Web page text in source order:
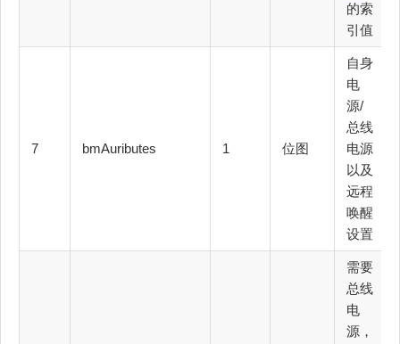
的索
引值
7 bmAuributes 1 位图
自身
电
源/
总线
电源
以及
远程
唤醒
设置
需要
总线
电
源，